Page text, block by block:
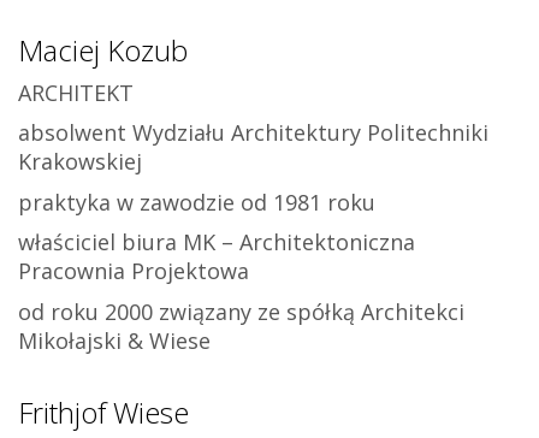
Maciej Kozub
ARCHITEKT
absolwent Wydziału Architektury Politechniki
Krakowskiej
praktyka w zawodzie od 1981 roku
właściciel biura MK – Architektoniczna
Pracownia Projektowa
od roku 2000 związany ze spółką Architekci
Mikołajski & Wiese
Frithjof Wiese